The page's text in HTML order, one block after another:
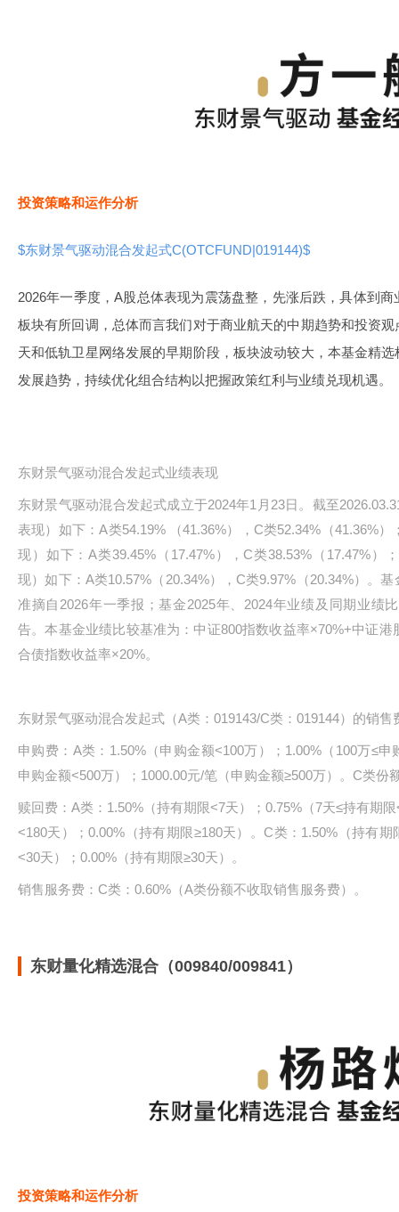
投资策略和运作分析
$东财景气驱动混合发起式C(OTCFUND|019144)$
2026年一季度，A股总体表现为震荡盘整，先涨后跌，具体到
板块有所回调，总体而言我们对于商业航天的中期趋势和投资
天和低轨卫星网络发展的早期阶段，板块波动较大，本基金精
发展趋势，持续优化组合结构以把握政策红利与业绩兑现机遇。
东财景气驱动混合发起式业绩表现
东财景气驱动混合发起式成立于2024年1月23日。截至
表现）如下：A类54.19% （41.36%），C类52.34%（41.36%
现）如下：A类39.45%（17.47%），C类38.53%（17.47%）
现）如下：A类10.57%（20.34%），C类9.97%（20.34%）。
准摘自2026年一季报；基金2025年、2024年业绩及同期业绩
告。本基金业绩比较基准为：中证800指数收益率×70%+中证
合债指数收益率×20%。
东财景气驱动混合发起式（A类：019143/C类：019144）的销售
申购费：A类：1.50%（申购金额<100万）；1.00%（100万≤申
申购金额<500万）；1000.00元/笔（申购金额≥500万）。C类份
赎回费：A类：1.50%（持有期限<7天）；0.75%（7天≤持有期
<180天）；0.00%（持有期限≥180天）。C类：1.50%（持有
<30天）；0.00%（持有期限≥30天）。
销售服务费：C类：0.60%（A类份额不收取销售服务费）。
东财量化精选混合（009840/009841）
投资策略和运作分析